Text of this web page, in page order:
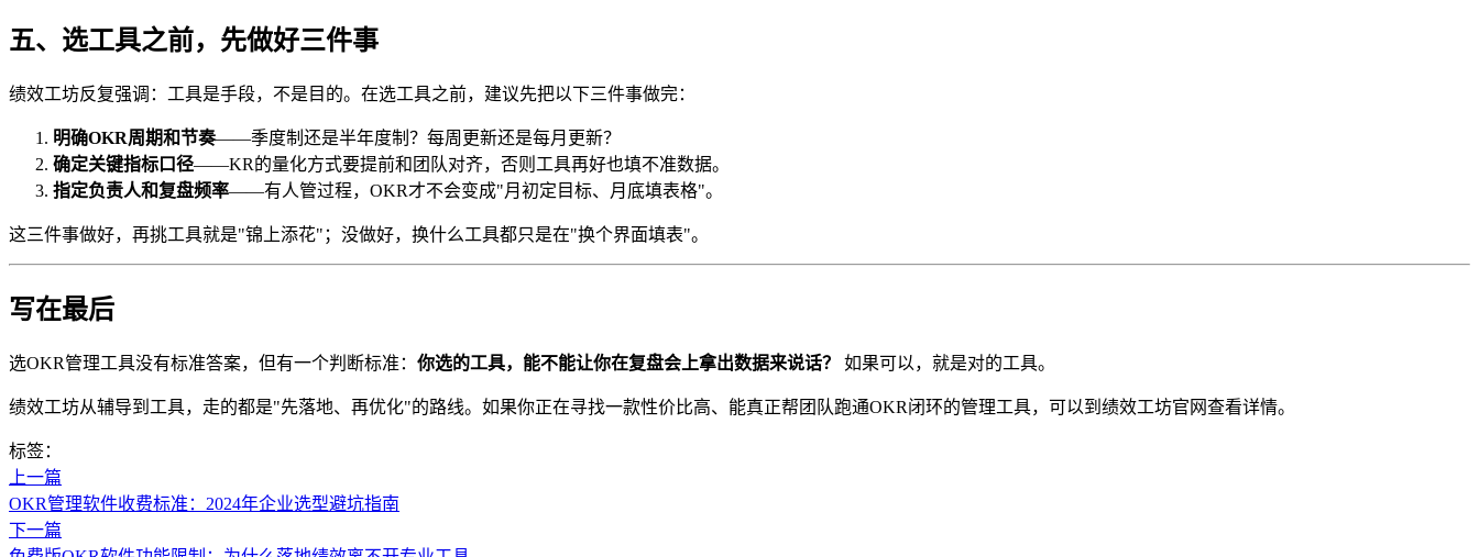
五、选工具之前，先做好三件事
绩效工坊反复强调：工具是手段，不是目的。在选工具之前，建议先把以下三件事做完：
明确OKR周期和节奏——季度制还是半年度制？每周更新还是每月更新？
确定关键指标口径——KR的量化方式要提前和团队对齐，否则工具再好也填不准数据。
指定负责人和复盘频率——有人管过程，OKR才不会变成"月初定目标、月底填表格"。
这三件事做好，再挑工具就是"锦上添花"；没做好，换什么工具都只是在"换个界面填表"。
写在最后
选OKR管理工具没有标准答案，但有一个判断标准： 你选的工具，能不能让你在复盘会上拿出数据来说话？ 如果可以，就是对的工具。
绩效工坊从辅导到工具，走的都是"先落地、再优化"的路线。如果你正在寻找一款性价比高、能真正帮团队跑通OKR闭环的管理工具，可以到绩效工坊官网查看详情。
标签：
上一篇
OKR管理软件收费标准：2024年企业选型避坑指南
下一篇